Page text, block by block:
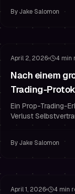
By Jake Salomon
April 2, 2026 4 min
Nach einem
Trading-
aufzubauen &
Ein Prop-Trading-
Verlust
zu brechen.
By Jake Salomon
April 1, 2026 4 min